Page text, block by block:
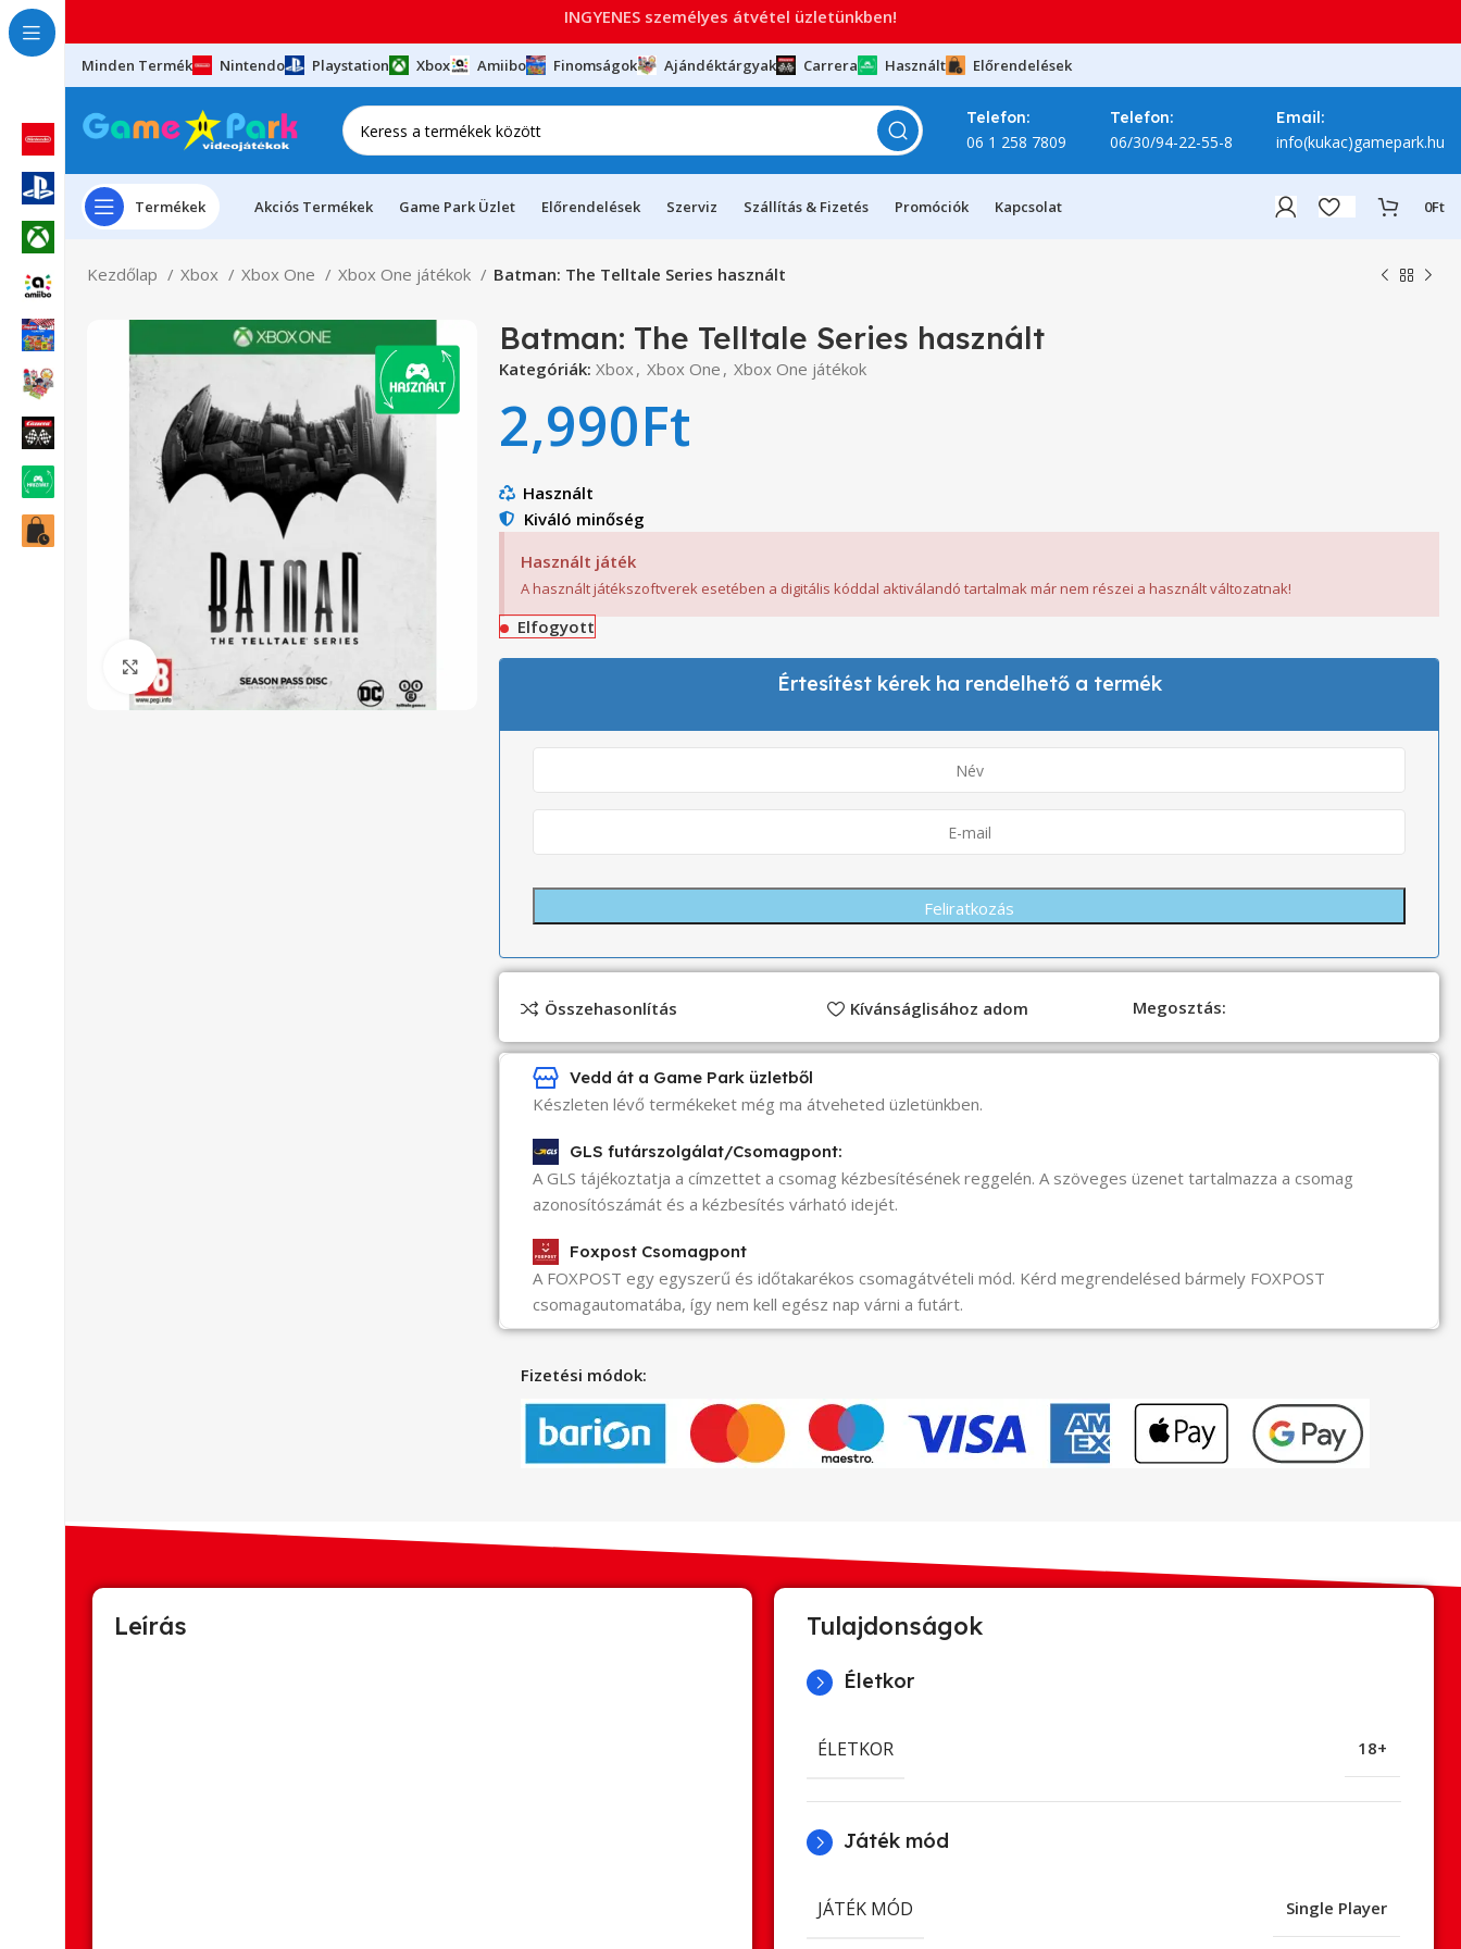
Minden Termék Nintendo Playstation Xbox Amiibo Finomságok Ajándéktárgyak Carrera Használt Előrendelések
Telefon:
06 1 258 7809
Telefon:
06/30/94-22-55-8
Email:
info(kukac)gamepark.hu
Termékek Akciós Termékek Game Park Üzlet Előrendelések Szerviz Szállítás & Fizetés Promóciók Kapcsolat 0Ft
Kezdőlap Xbox Xbox One Xbox One játékok Batman: The Telltale Series használt
Click to enlarge
Batman: The Telltale Series használt
Kategóriák: Xbox, Xbox One , Xbox One játékok
2,990Ft
Használt
Kiváló minőség
Használt játék
A használt játékszoftverek esetében a digitális kóddal aktiválandó tartalmak már nem részei a használt változatnak!
Elfogyott
Értesítést kérek ha rendelhető a termék
Összehasonlítás Kívánságlisához adom Megosztás:
Vedd át a Game Park üzletből
Készleten lévő termékeket még ma átveheted üzletünkben.
GLS futárszolgálat/Csomagpont:
A GLS tájékoztatja a címzettet a csomag kézbesítésének reggelén. A szöveges üzenet tartalmazza a csomag
azonosítószámát és a kézbesítés várható idejét.
Foxpost Csomagpont
A FOXPOST egy egyszerű és időtakarékos csomagátvételi mód. Kérd megrendelésed bármely FOXPOST
csomagautomatába, így nem kell egész nap várni a futárt.
Fizetési módok:
Leírás Tulajdonságok
Életkor
ÉLETKOR 18+
Játék mód
JÁTÉK MÓD Single Player
INGYENES személyes átvétel üzletünkben!